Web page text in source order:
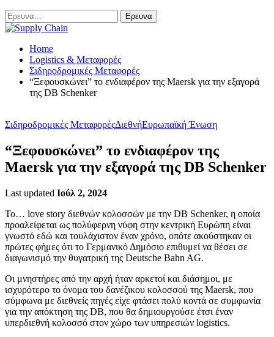
Home
Logistics & Μεταφορές
Σιδηροδρομικές Μεταφορές
“Ξεφουσκώνει” το ενδιαφέρον της Maersk για την εξαγορά
της DB Schenker
Σιδηροδρομικές ΜεταφορέςΔιεθνήΕυρωπαϊκή Ένωση
“Ξεφουσκώνει” το ενδιαφέρον της
Maersk για την εξαγορά της DB Schenker
Last updated Ιούλ 2, 2024
Το… love story διεθνών κολοσσών με την DB Schenker, η οποία
προαλείφεται ως πολύφερνη νύφη στην κεντρική Ευρώπη είναι
γνωστό εδώ και τουλάχιστον έναν χρόνο, οπότε ακούστηκαν οι
πρώτες φήμες ότι το Γερμανικό Δημόσιο επιθυμεί να θέσει σε
διαγωνισμό την θυγατρική της Deutsche Bahn AG.
Οι μνηστήρες από την αρχή ήταν αρκετοί και διάσημοι, με
ισχυρότερο το όνομα του δανέζικου κολοσσού της Maersk, που
σύμφωνα με διεθνείς πηγές είχε φτάσει πολύ κοντά σε συμφωνία
για την απόκτηση της DB, που θα δημιουργούσε έτσι έναν
υπερδιεθνή κολοσσό στον χώρο των υπηρεσιών logistics.